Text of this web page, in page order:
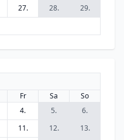
27. 28.
29.
Fr Sa
So
4. 5.
6.
11. 12.
13.